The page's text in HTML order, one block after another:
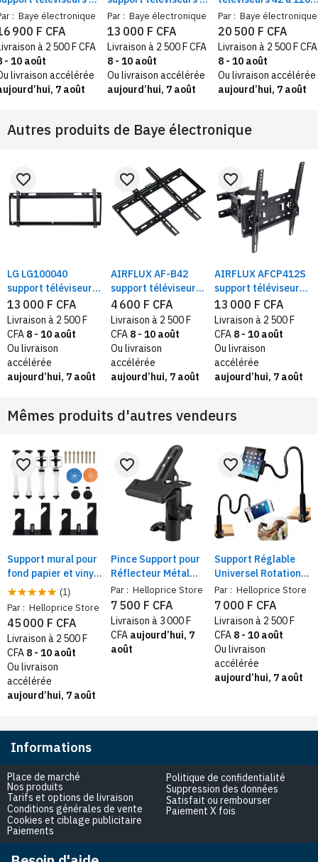
85 pouces mural
: Baye électronique
900 F CFA
à 2 500 F CFA
- 10 août
livraison accélérée
7 août
à 65 pouces mural
pivotant
Par : Baye électronique
13 000 F CFA
Livraison à 2 500 F CFA
8 - 10 août
Ou livraison accélérée
aujourd’hui, 7 août
pouces distance
murale 3,8 cm
Par : Baye électronique
20 500 F CFA
Livraison à 2 500 F CFA
8 - 10 août
Ou livraison accélérée
aujourd’hui, 7 août
Autres produits de Baye électronique
LG LG100040
support téléviseur
mural fixe
favorite_border
13 000 F CFA
Livraison à 2 500 F
CFA 8 - 10 août
Ou livraison
accélérée
aujourd’hui, 7 août
AIRFLUX AF-B42
support téléviseurs
mural fixe 26 à 65
pouces
favorite_border
4 600 F CFA
Livraison à 2 500 F
CFA 8 - 10 août
Ou livraison
accélérée
aujourd’hui, 7 août
AIRFLUX AFCP412S
support téléviseurs
26 à 65 pouces
mural pivotant
favorite_border
13 000 F CFA
Livraison à 2 500 F
CFA 8 - 10 août
Ou livraison
accélérée
aujourd’hui, 7 août
Mêmes produits d'autres vendeurs
Support mural pour
fond papier et vinyle
pour studio photo
(1)
Par : Helloprice Store
favorite_border
45 000 F CFA
Livraison à 2 500 F
CFA 8 - 10 août
Ou livraison
accélérée
aujourd’hui, 7 août
Pince Support pour
Réflecteur Métal
ouverture à 180 °
Inclinaison
Réglable, clamp
pour Photo Studio
Par : Helloprice Store
favorite_border
7 500 F CFA
Livraison à 3 000 F
CFA aujourd’hui, 7
août
Support Réglable
Universel Rotation
360° pour
Smartphone et
tablette
Par : Helloprice Store
favorite_border
7 000 F CFA
Livraison à 2 500 F
CFA 8 - 10 août
Ou livraison
accélérée
aujourd’hui, 7 août
Informations
Place de marché
Nos produits
Tarifs et options de livraison
Conditions générales de vente
Cookies et ciblage publicitaire
Paiements
Politique de confidentialité
Suppression des données
Satisfait ou rembourser
Paiement X fois